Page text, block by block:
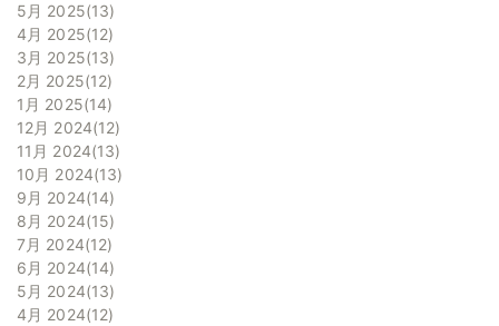
5月 2025 13
4月 2025 12
3月 2025 13
2月 2025 12
1月 2025 14
12月 2024 12
11月 2024 13
10月 2024 13
9月 2024 14
8月 2024 15
7月 2024 12
6月 2024 14
5月 2024 13
4月 2024 12